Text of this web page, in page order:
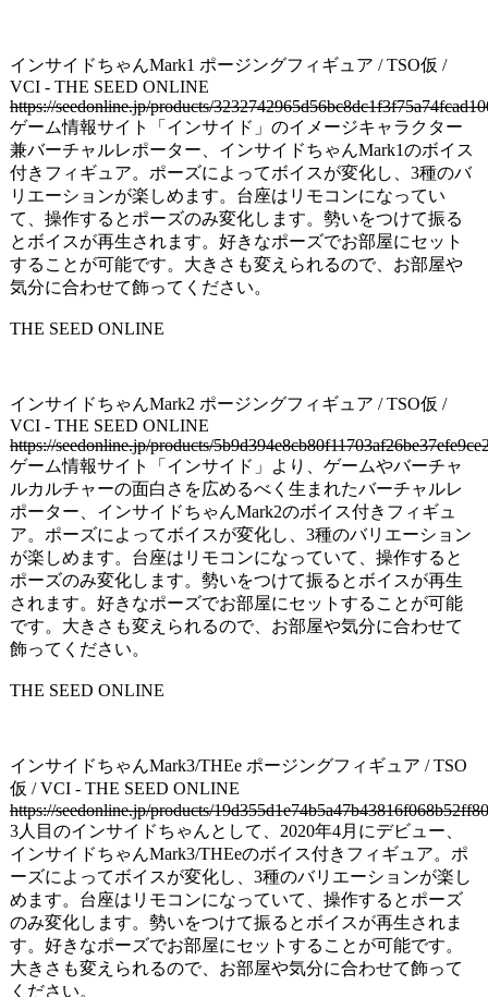
インサイドちゃんMark1 ポージングフィギュア / TSO仮 /
VCI - THE SEED ONLINE
https://seedonline.jp/products/
ゲーム情報サイト「インサイド」のイメージキャラクター
兼バーチャルレポーター、インサイドちゃんMark1のボイス
付きフィギュア。ポーズによってボイスが変化し、3種のバ
リエーションが楽しめます。台座はリモコンになってい
て、操作するとポーズのみ変化します。勢いをつけて振る
とボイスが再生されます。好きなポーズでお部屋にセット
することが可能です。大きさも変えられるので、お部屋や
気分に合わせて飾ってください。
THE SEED ONLINE
インサイドちゃんMark2 ポージングフィギュア / TSO仮 /
VCI - THE SEED ONLINE
https://seedonline.jp/products/
ゲーム情報サイト「インサイド」より、ゲームやバーチャ
ルカルチャーの面白さを広めるべく生まれたバーチャルレ
ポーター、インサイドちゃんMark2のボイス付きフィギュ
ア。ポーズによってボイスが変化し、3種のバリエーション
が楽しめます。台座はリモコンになっていて、操作すると
ポーズのみ変化します。勢いをつけて振るとボイスが再生
されます。好きなポーズでお部屋にセットすることが可能
です。大きさも変えられるので、お部屋や気分に合わせて
飾ってください。
THE SEED ONLINE
インサイドちゃんMark3/THEe ポージングフィギュア / TSO
仮 / VCI - THE SEED ONLINE
https://seedonline.jp/products/
3人目のインサイドちゃんとして、2020年4月にデビュー、
インサイドちゃんMark3/THEeのボイス付きフィギュア。ポ
ーズによってボイスが変化し、3種のバリエーションが楽し
めます。台座はリモコンになっていて、操作するとポーズ
のみ変化します。勢いをつけて振るとボイスが再生されま
す。好きなポーズでお部屋にセットすることが可能です。
大きさも変えられるので、お部屋や気分に合わせて飾って
ください。